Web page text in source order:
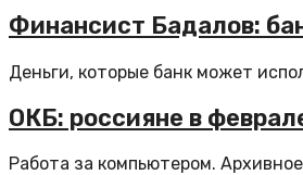
Финансист Бадалов:
Деньги, которые банк может
ОКБ: россияне в
Работа за компьютером.